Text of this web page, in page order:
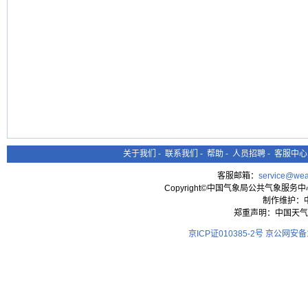
关于我们 - 联系我们 - 帮助 - 人员招聘 - 客服中心
客服邮箱：
Copyright©中国气象局公共气象服务
制作维护：
郑重声明：中国天
京ICP证010385-2号 京公网安